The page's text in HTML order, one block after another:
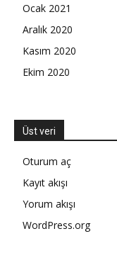
Ocak 2021
Aralık 2020
Kasım 2020
Ekim 2020
Üst veri
Oturum aç
Kayıt akışı
Yorum akışı
WordPress.org